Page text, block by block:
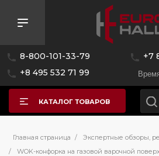
8-800-101-33-79
+7
+8 495 532 71 99
КАТАЛОГ ТОВАРОВ
Главная страница /
Экспертные обзоры,
/
WOK-конфорка на газовой варочной